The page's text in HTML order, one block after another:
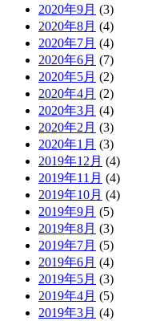
2020年9月 (3)
2020年8月 (4)
2020年7月 (4)
2020年6月 (7)
2020年5月 (2)
2020年4月 (2)
2020年3月 (4)
2020年2月 (3)
2020年1月 (3)
2019年12月 (4)
2019年11月 (4)
2019年10月 (4)
2019年9月 (5)
2019年8月 (3)
2019年7月 (5)
2019年6月 (4)
2019年5月 (3)
2019年4月 (5)
2019年3月 (4)